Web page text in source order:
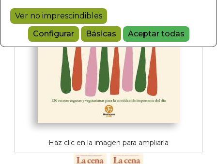
Ver no imprescindibles
Configurar
Básicas Aceptar todas
Haz clic en la imagen para ampliarla